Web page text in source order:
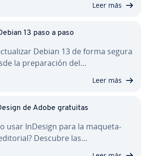
Leer más
13 paso a paso
Debian 13 de forma segura
la pre­pa­ra­ción del…
Leer más
de Adobe gratuitas
usar InDesign para la ma­que­ta­
Descubre las…